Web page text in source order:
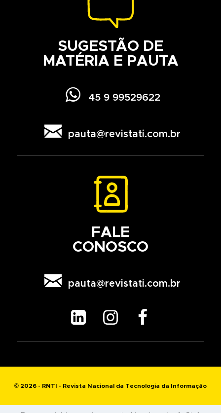
SUGESTÃO DE
MATÉRIA E PAUTA
 45 9 99529622
 pauta@revistati.com.br
FALE
CONOSCO
 pauta@revistati.com.br
  
© 2026 - RNTI - Revista Nacional da Tecnologia da Informação